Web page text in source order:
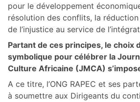
pour le développement
résolution des conflits, la
de l’injustice au service de
Partant de ces principes, le choix
symbolique pour célébrer la
Culture Africaine (JMCA)
A ce titre, l’ONG RAPEC et ses
à soumettre aux Dirigeants du